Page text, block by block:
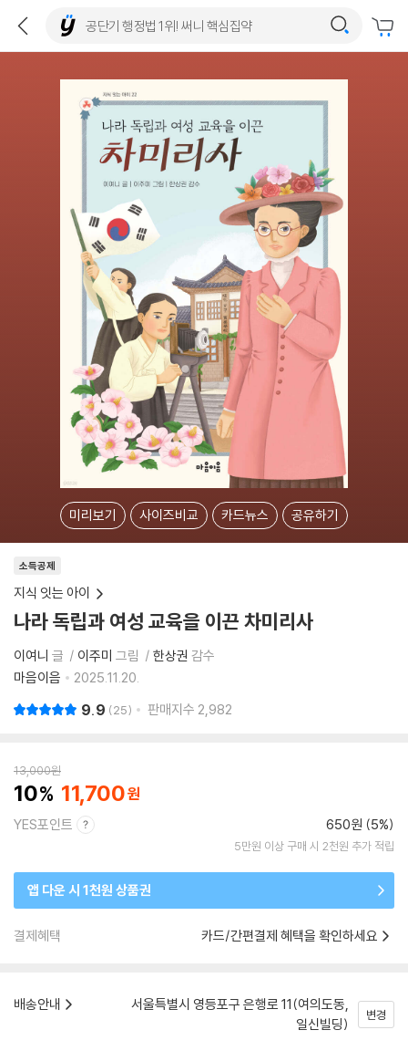
미리보기 사이즈비교 카드뉴스 공유하기
소득공제
지식 잇는 아이
나라 독립과 여성 교육을 이끈 차미리사
이여니 글 이주미 그림 한상권 감수
마음이음
2025.11.20.
9.9 25 판매지수 2,982
13,000원
10 11,700
YES포인트 650원 (5%)
5만원 이상 구매 시 2천원 추가 적립
앱 다운 시 1천원 상품권
결제혜택 카드/간편결제 혜택을 확인하세요
배송안내
서울특별시 영등포구 은행로 11(여의도동,
일신빌딩)
변경